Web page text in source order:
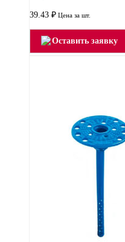
39.43 ₽ Цена за шт.
Оставить заявку